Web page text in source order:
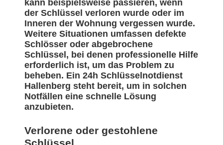
kann beispielsweise passieren, wenn
der Schlüssel verloren wurde oder im
Inneren der Wohnung vergessen wurde.
Weitere Situationen umfassen defekte
Schlösser oder abgebrochene
Schlüssel, bei denen professionelle Hilfe
erforderlich ist, um das Problem zu
beheben. Ein 24h Schlüsselnotdienst
Hallenberg steht bereit, um in solchen
Notfällen eine schnelle Lösung
anzubieten.
Verlorene oder gestohlene